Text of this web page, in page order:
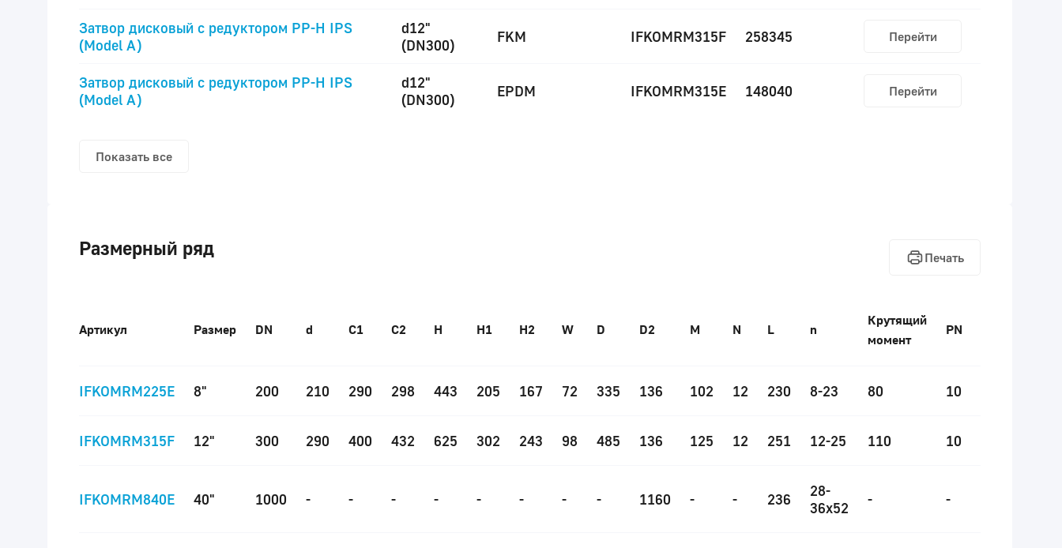
Затвор дисковый с редуктором PP-H IPS
(Model A)
d12"
(DN300)
FKM IFKOMRM315F 258345 Перейти
Затвор дисковый с редуктором PP-H IPS
(Model A)
d12"
(DN300)
EPDM IFKOMRM315E 148040 Перейти
Показать все
Размерный ряд Печать
Артикул Размер DN d C1 C2 H H1 H2 W D D2 M N L n
Крутящий
момент
PN
IFKOMRM225E 8" 200 210 290 298 443 205 167 72 335 136 102 12 230 8-23 80 10
IFKOMRM315F 12" 300 290 400 432 625 302 243 98 485 136 125 12 251 12-25 110 10
IFKOMRM840E 40" 1000 - - - - - - - - 1160 - - 236
28-
36x52
- -